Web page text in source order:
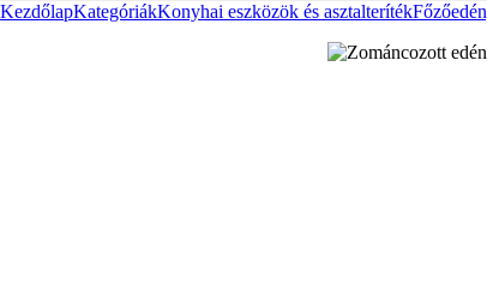
KezdőlapKategóriákKonyhai eszközök és asztalteríték